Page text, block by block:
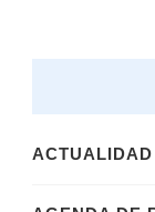
ACTUALIDAD